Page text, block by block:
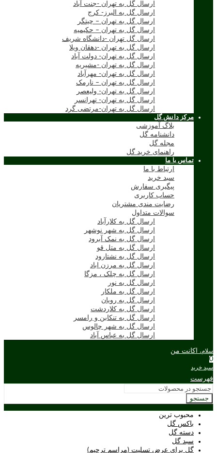
ارسال گل به تهران -جنت آباد
ارسال گل به البرز- کرج
ارسال گل به تهران – چیتگر
ارسال گل به تهران – حکیمیه
ارسال گل تهران -دانشگاه شریف
ارسال گل به تهران -دهقان ویلا
ارسال گل به تهران- دولت آباد
ارسال گل به تهران -مشیریه
ارسال گل به تهران- مهرآباد
ارسال گل به تهران – نارمک
ارسال گل به تهران- ولیعصر
ارسال گل به تهران- تهرانسر
ارسال گل به تهران-مرتضی گرد
مرکز دانش گل
بلاگ آموزشی
دانشنامه گل
مجله گل
راهنمای خرید گل
تماس با ما
ارتباط با ما
سبد خرید
پیگیری سفارش
حساب کاربری
رضایت مندی مشتریان
سوالات متداول
ارسال گل به کلارآباد
ارسال گل به شهر نوشهر
ارسال گل به نمک آبرود
ارسال گل به متل قو
ارسال گل به نشتارود
ارسال گل به مرزن اباد
ارسال گل به چلک ، مزگا
ارسال گل به نور
ارسال گل به ملکار
ارسال گل به رویان
ارسال گل به کلاردشت
ارسال گل به تنکابن و رامسر
ارسال گل به شهر چالوس
ارسال گل به عباس آباد
سلام،
اکانت من
0
سبد خرید
فهرست
جستجو
محبوب ترین
باکس گل
دسته گل
سبد گل
گل برای عرض تسلیت (مراسم ترحیم)